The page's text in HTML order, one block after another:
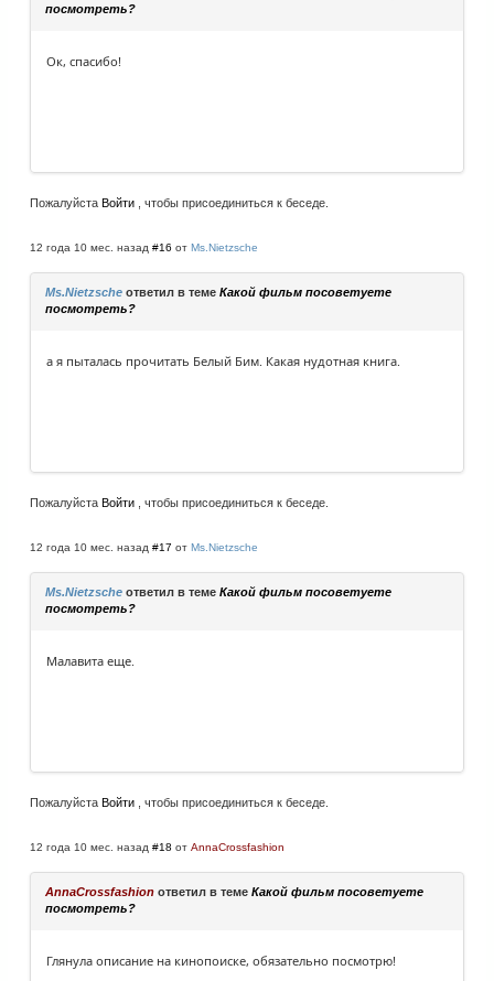
посмотреть?
Ок, спасибо!
Пожалуйста Войти , чтобы присоединиться к беседе.
12 года 10 мес. назад #16 от Ms.Nietzsche
Ms.Nietzsche ответил в теме Какой фильм посоветуете
посмотреть?
а я пыталась прочитать Белый Бим. Какая нудотная книга.
Пожалуйста Войти , чтобы присоединиться к беседе.
12 года 10 мес. назад #17 от Ms.Nietzsche
Ms.Nietzsche ответил в теме Какой фильм посоветуете
посмотреть?
Малавита еще.
Пожалуйста Войти , чтобы присоединиться к беседе.
12 года 10 мес. назад #18 от AnnaCrossfashion
AnnaCrossfashion ответил в теме Какой фильм посоветуете
посмотреть?
Глянула описание на кинопоиске, обязательно посмотрю!